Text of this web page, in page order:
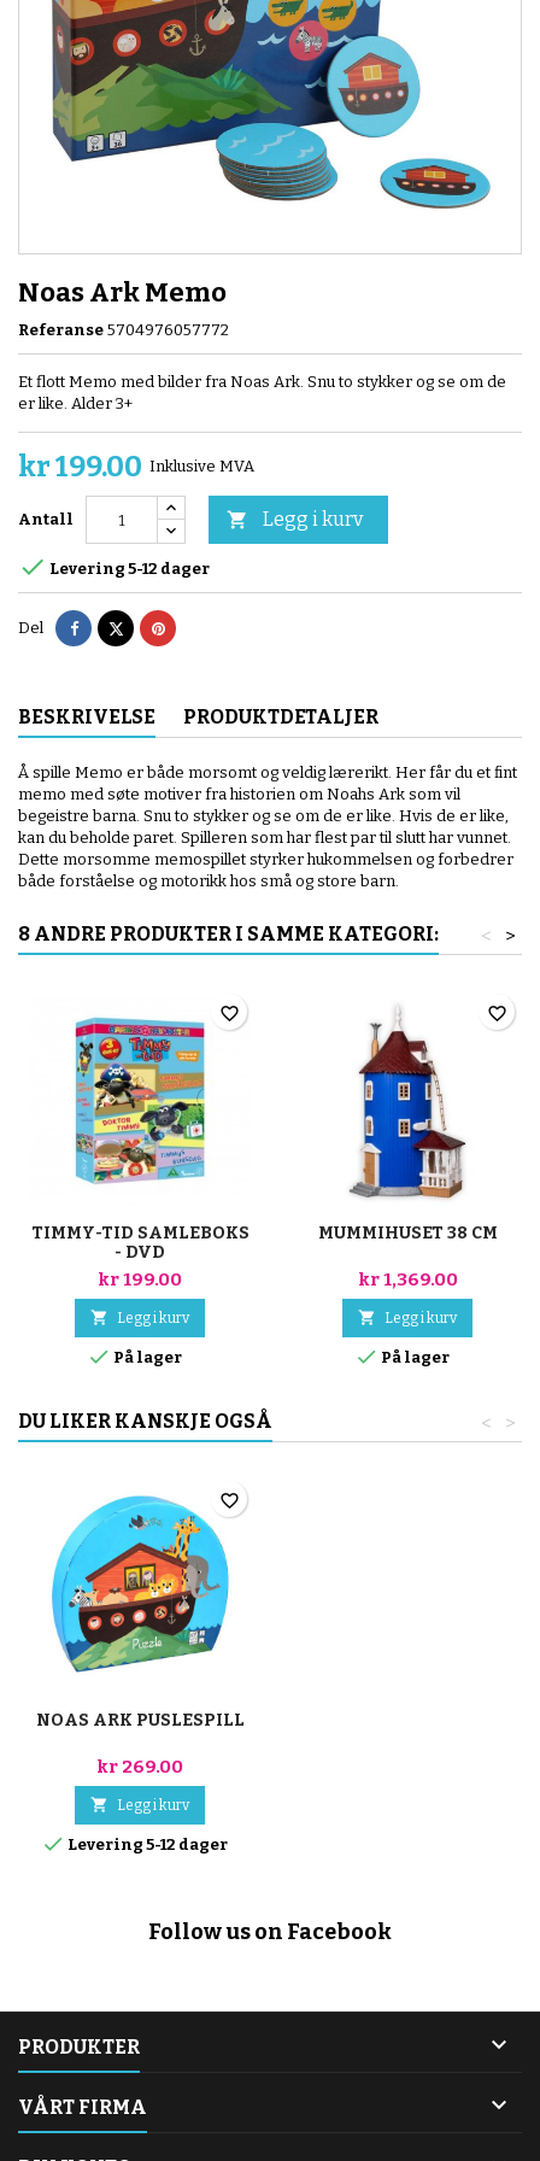
Noas Ark Memo
Referanse 5704976057772
Et flott Memo med bilder fra Noas Ark. Snu to stykker og se om de
er like. Alder 3+
kr 199.00 Inklusive MVA
Antall  Legg i kurv
 Levering 5-12 dager
Del Del TvitrePinterest
BESKRIVELSE PRODUKTDETALJER
Å spille Memo er både morsomt og veldig lærerikt. Her får du et fint
memo med søte motiver fra historien om Noahs Ark som vil
begeistre barna. Snu to stykker og se om de er like. Hvis de er like,
kan du beholde paret. Spilleren som har flest par til slutt har vunnet.
Dette morsomme memospillet styrker hukommelsen og forbedrer
både forståelse og motorikk hos små og store barn.
8 ANDRE PRODUKTER I SAMME KATEGORI: >
<
TIMMY-TID SAMLEBOKS
- DVD
kr 199.00
 Legg i kurv
 På lager
favorite_border
MUMMIHUSET 38 CM
kr 1,369.00
 Legg i kurv
 På lager
favorite_border
DU LIKER KANSKJE OGSÅ >
<
NOAS ARK PUSLESPILL
kr 269.00
 Legg i kurv
 Levering 5-12 dager
favorite_border
Follow us on Facebook
PRODUKTER 
VÅRT FIRMA 